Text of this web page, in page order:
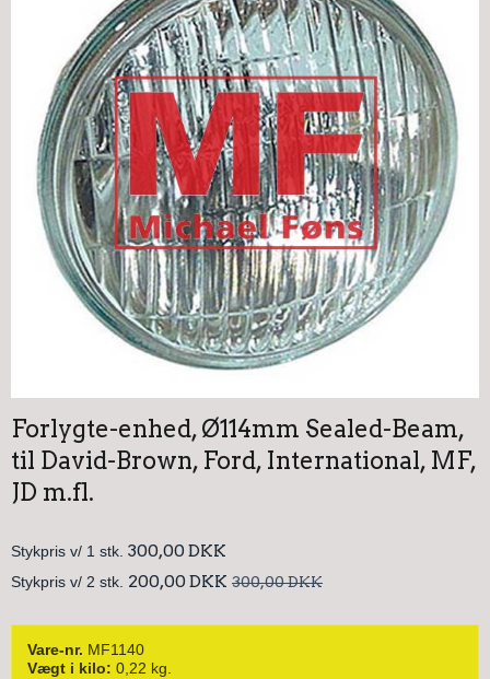
Forlygte-enhed, Ø114mm Sealed-Beam,
til David-Brown, Ford, International, MF,
JD m.fl.
Stykpris v/ 1 stk. 300,00 DKK
Stykpris v/ 2 stk. 200,00 DKK 300,00 DKK
Vare-nr. MF1140
Vægt i kilo: 0,22 kg.